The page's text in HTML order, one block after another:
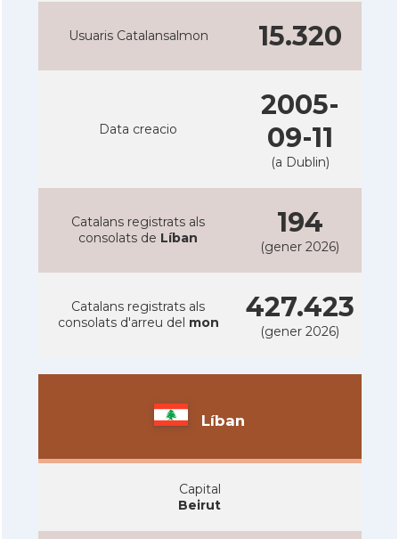
Usuaris Catalansalmon 15.320
Data creacio
2005-
09-11
(a Dublin)
Catalans registrats als
consolats de Líban 194
(gener 2026)
Catalans registrats als
consolats d'arreu del mon 427.423
(gener 2026)
Líban
Capital
Beirut